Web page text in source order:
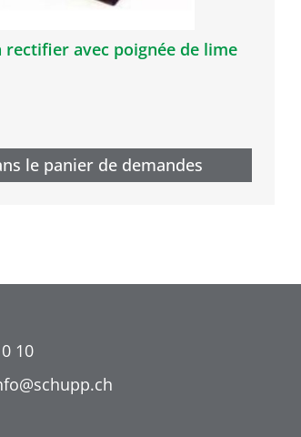
rectifier avec poignée de lime
le panier de demandes
10